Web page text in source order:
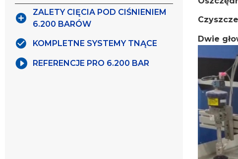
ZALETY CIĘCIA POD CIŚNIENIEM
6.200 BARÓW
KOMPLETNE SYSTEMY TNĄCE
REFERENCJE PRO 6.200 BAR
Dwie